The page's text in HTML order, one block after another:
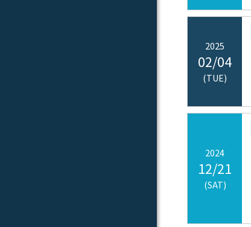
2025
02/04
(TUE)
2024
12/21
(SAT)